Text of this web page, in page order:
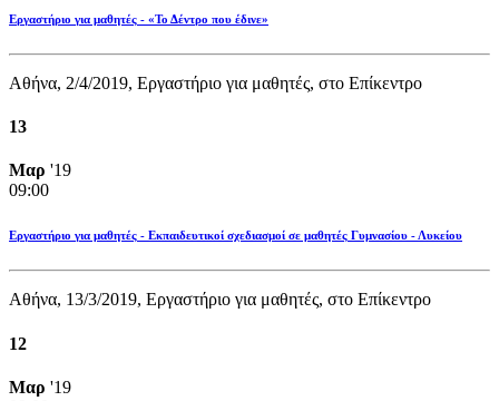
Εργαστήριο για μαθητές - «Το Δέντρο που έδινε»
Αθήνα, 2/4/2019, Εργαστήριο για μαθητές, στο Επίκεντρο
13
Μαρ '19
09:00
Εργαστήριο για μαθητές - Εκπαιδευτικοί σχεδιασμοί σε μαθητές Γυμνασίου - Λυκείου
Αθήνα, 13/3/2019, Εργαστήριο για μαθητές, στο Επίκεντρο
12
Μαρ '19